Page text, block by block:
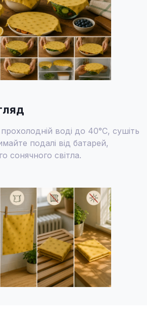
воді до 40°C, сушіть
подалі від батарей,
сонячного світла.